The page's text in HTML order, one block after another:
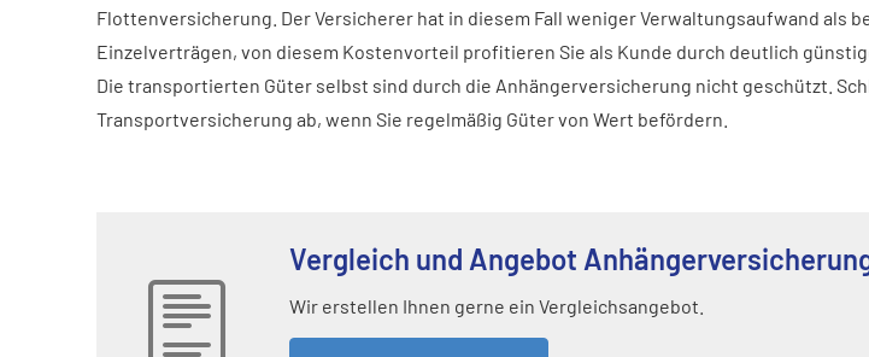
Flottenversicherung. Der Versicherer hat in diesem Fall weniger Verwaltungsaufwand als
Einzelverträgen, von diesem Kostenvorteil profitieren Sie als Kunde durch deutlich
Die transportierten Güter selbst sind durch die Anhängerversicherung nicht geschützt.
Transportversicherung ab, wenn Sie regelmäßig Güter von Wert befördern.
Vergleich und Angebot
Wir erstellen Ihnen gerne ein Vergleichsangebot.